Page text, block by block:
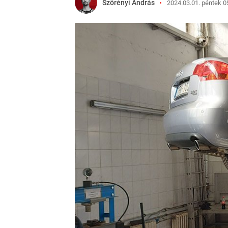
Szörényi András 2024.03.01. péntek